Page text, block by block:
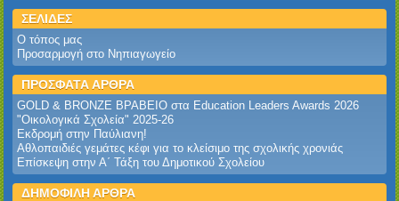
ΣΕΛΙΔΕΣ
Ο τόπος μας
Προσαρμογή στο Νηπιαγωγείο
ΠΡΟΣΦΑΤΑ ΑΡΘΡΑ
GOLD & BRONZE ΒΡΑΒΕΙΟ στα Education Leaders Awards 2026‎
‎"Οικολογικά Σχολεία" 2025-26‎
Εκδρομή στην Παύλιανη!‎
Αθλοπαιδιές γεμάτες κέφι για το κλείσιμο της σχολικής χρονιάς
Επίσκεψη στην Α΄ Τάξη του Δημοτικού Σχολείου
ΔΗΜΟΦΙΛΗ ΑΡΘΡΑ